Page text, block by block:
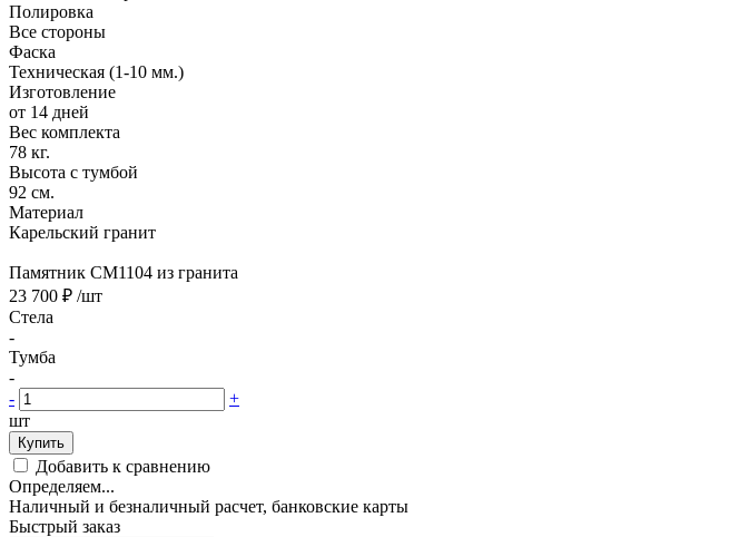
Полировка
Все стороны
Фаска
Техническая (1-10 мм.)
Изготовление
от 14 дней
Вес комплекта
78 кг.
Высота с тумбой
92 см.
Материал
Карельский гранит
Памятник CM1104 из гранита
23 700 ₽ /шт
Стела
-
Тумба
-
-
+
шт
Купить
Добавить к сравнению
Определяем...
Наличный и безналичный расчет, банковские карты
Быстрый заказ